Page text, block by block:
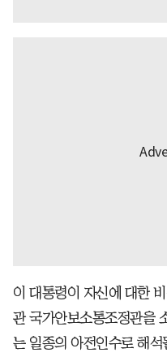
이 대통령이 자신에 대한
관 국가안보소통조정관을
는 일종의 아전인수로 해